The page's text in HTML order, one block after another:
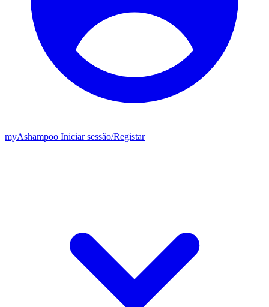
myAshampoo Iniciar sessão/Registar